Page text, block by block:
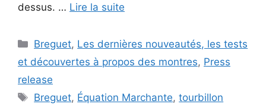
dessus. … Lire la suite
Catégories
Breguet, Les dernières nouveautés, les tests
et découvertes à propos des montres, Press
release
Étiquettes
Breguet, Équation Marchante,tourbillon